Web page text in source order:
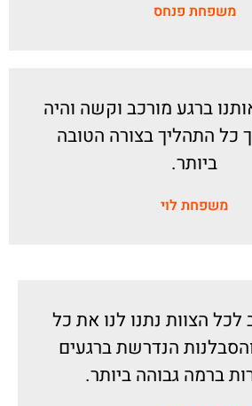
משפחת פנחס
ברגע מורכב וקשה והיה
כל התהליך בצורה הטובה
ביותר.
משפחת לוי
הצוות נתנו לנו את כל
הנדרשת ברגעים
ברמה גבוהה ביותר.